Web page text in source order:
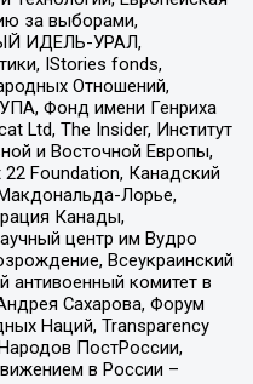
за выборами,
ИДЕЛЬ-УРАЛ,
IStories fonds,
Отношений,
Фонд имени Генриха
Ltd, The Insider, Институт
и Восточной Европы,
Foundation, Канадский
Лорье,
Канады,
центр им Вудро
Всеукраинский
антивоенный комитет в
Сахарова, Форум
Наций, Transparеncy
ПостРоссии,
в России –